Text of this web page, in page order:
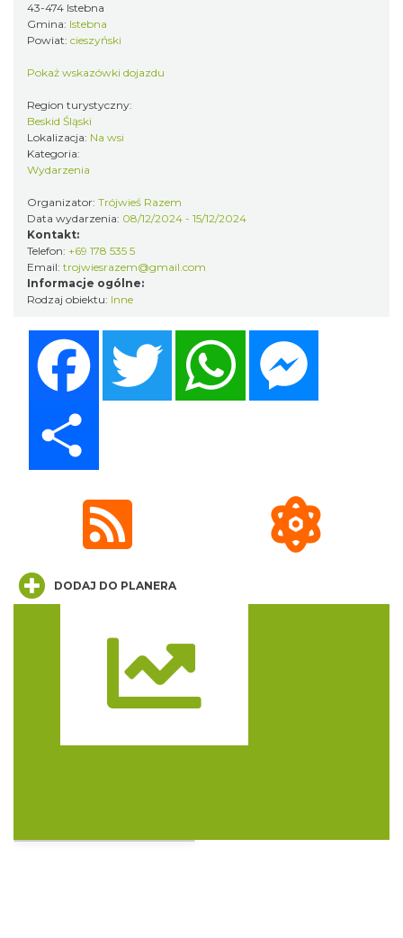
Jak czytać las
Istebna
4.19 km
Frydeckiej
Jaworzynka
2026-08-22
6.39 km
Zajęcia przy pasiece
Jaworzynka
6.46 km
43-474 Istebna
Gmina: Istebna
Powiat: cieszyński
Pokaż wskazówki dojazdu
Region turystyczny:
Beskid Śląski
Lokalizacja: Na wsi
Kategoria:
Wydarzenia
Organizator: Trójwieś Razem
Data wydarzenia: 08/12/2024 - 15/12/2024
Kontakt:
Telefon: +69 178 535 5
Email: trojwiesrazem@gmail.com
Informacje ogólne:
Rodzaj obiektu: Inne
Twitter WhatsApp
DODAJ DO PLANERA